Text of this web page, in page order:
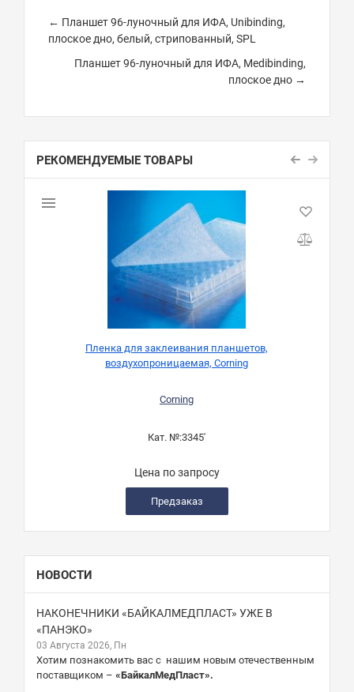
← Планшет 96-луночный для ИФА, Unibinding,
плоское дно, белый, стрипованный, SPL
Планшет 96-луночный для ИФА, Medibinding,
плоское дно →
РЕКОМЕНДУЕМЫЕ ТОВАРЫ
Пленка для заклеивания планшетов,
воздухопроницаемая, Corning
Corning
Кат. №:3345'
Цена по запросу
Предзаказ
НОВОСТИ
НАКОНЕЧНИКИ «БАЙКАЛМЕДПЛАСТ» УЖЕ В
«ПАНЭКО»
03 Августа 2026, Пн
Хотим познакомить вас с нашим новым отечественным
поставщиком – «БайкалМедПласт».